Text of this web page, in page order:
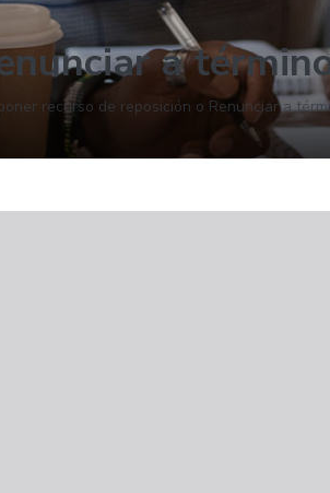
a
recurso de reposición o Renunciar a